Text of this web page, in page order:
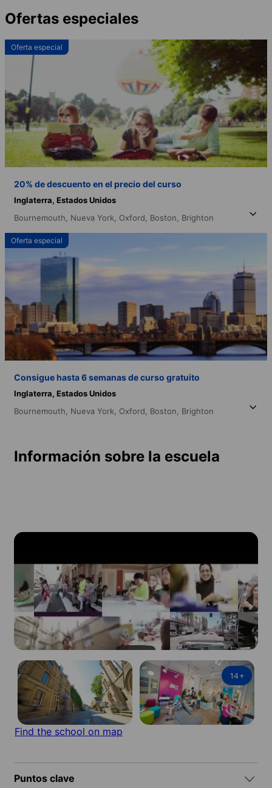
Ofertas especiales
Oferta especial
20% de descuento en el precio del curso
Inglaterra, Estados Unidos
Bournemouth, Nueva York, Oxford, Boston, Brighton
Oferta especial
Consigue hasta 6 semanas de curso gratuito
Inglaterra, Estados Unidos
Bournemouth, Nueva York, Oxford, Boston, Brighton
Información sobre la escuela
14+
Find the school on map
Puntos clave